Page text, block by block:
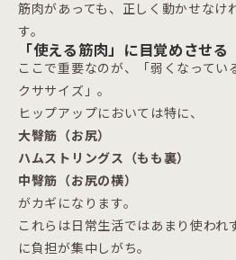
筋肉があっても、正しく動かせなけ
す。
「使える筋肉」に目覚めさせる
ここで重要なのが、「弱くなってい
クササイズ」。
ヒップアップにおいては特に、
大臀筋（お尻）
ハムストリングス（もも裏）
中臀筋（お尻の横）
がカギになります。
これらは日常生活ではあまり使われ
に負担が集中しがち。